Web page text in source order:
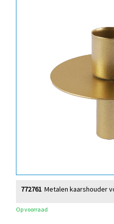
Metalen kaarshouder
772761
Op voorraad